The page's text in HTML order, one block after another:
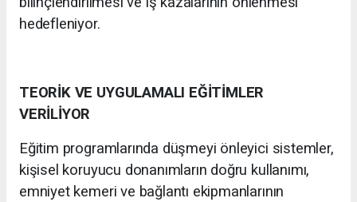
hedefleniyor.
TEORİK VE UYGULAMALI EĞİTİMLER
VERİLİYOR
Eğitim programlarında düşmeyi önleyici sistemler,
kişisel koruyucu donanımların doğru kullanımı,
emniyet kemeri ve bağlantı ekipmanlarının